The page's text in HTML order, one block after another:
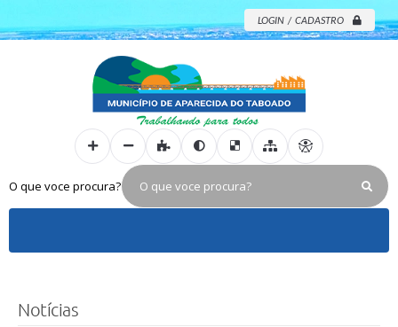
LOGIN / CADASTRO
O que voce procura?
Notícias